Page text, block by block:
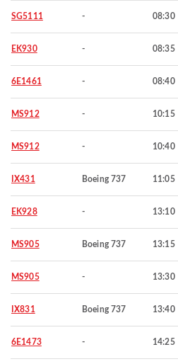
SG5111 - 08:30
EK930 - 08:35
6E1461 - 08:40
MS912 - 10:15
MS912 - 10:40
IX431 Boeing 737 11:05
EK928 - 13:10
MS905 Boeing 737 13:15
MS905 - 13:30
IX831 Boeing 737 13:40
6E1473 - 14:25